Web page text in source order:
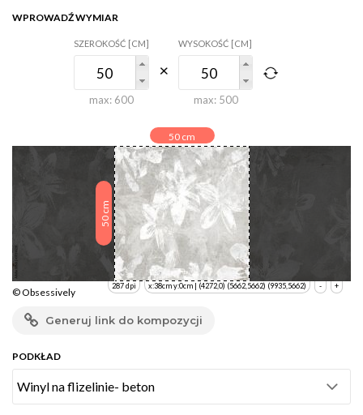
50 cm
50
cm
+
-
x:38cm y:0cm | (4272,0) (5662,5662) (9935,5662)
287 dpi
© Obsessively
Generuj link do kompozycji
WPROWADŹ WYMIAR
SZEROKOŚĆ [CM]
max: 600
WYSOKOŚĆ [CM]
max: 500
PODKŁAD